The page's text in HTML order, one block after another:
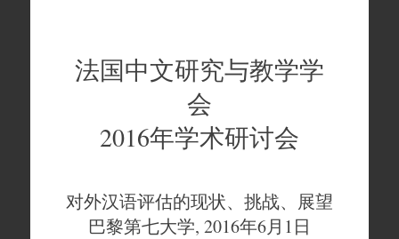
法国中文研究与教学学
会
2016年学术研讨会
对外汉语评估的现状、挑战、展望
巴黎第七大学, 2016年6月1日